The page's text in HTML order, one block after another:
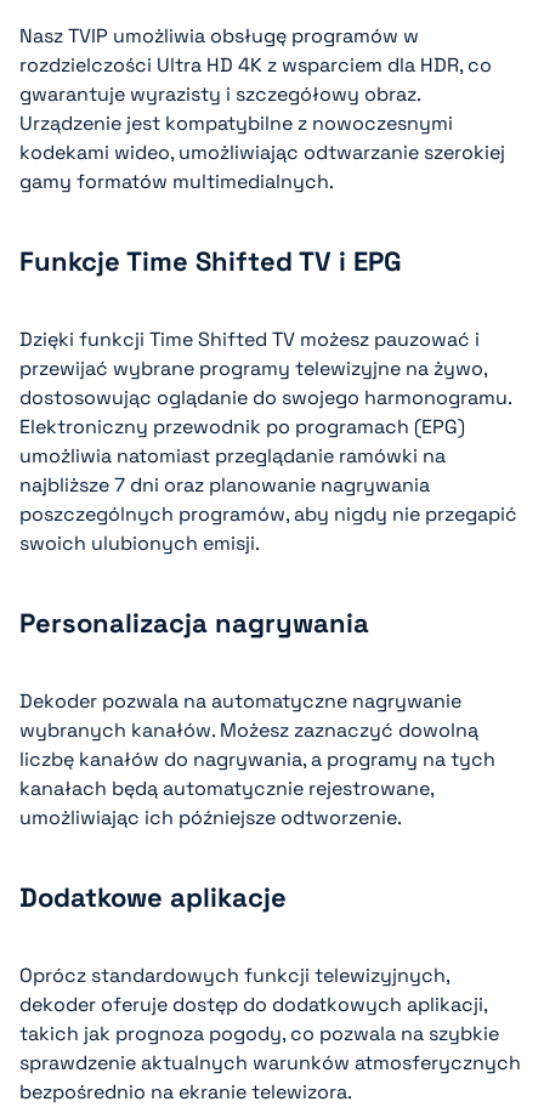
Nasz TVIP umożliwia obsługę programów w
rozdzielczości Ultra HD 4K z wsparciem dla HDR, co
gwarantuje wyrazisty i szczegółowy obraz.
Urządzenie jest kompatybilne z nowoczesnymi
kodekami wideo, umożliwiając odtwarzanie szerokiej
gamy formatów multimedialnych.
Funkcje Time Shifted TV i EPG
Dzięki funkcji Time Shifted TV możesz pauzować i
przewijać wybrane programy telewizyjne na żywo,
dostosowując oglądanie do swojego harmonogramu.
Elektroniczny przewodnik po programach (EPG)
umożliwia natomiast przeglądanie ramówki na
najbliższe 7 dni oraz planowanie nagrywania
poszczególnych programów, aby nigdy nie przegapić
swoich ulubionych emisji.
Personalizacja nagrywania
Dekoder pozwala na automatyczne nagrywanie
wybranych kanałów. Możesz zaznaczyć dowolną
liczbę kanałów do nagrywania, a programy na tych
kanałach będą automatycznie rejestrowane,
umożliwiając ich późniejsze odtworzenie.
Dodatkowe aplikacje
Oprócz standardowych funkcji telewizyjnych,
dekoder oferuje dostęp do dodatkowych aplikacji,
takich jak prognoza pogody, co pozwala na szybkie
sprawdzenie aktualnych warunków atmosferycznych
bezpośrednio na ekranie telewizora.